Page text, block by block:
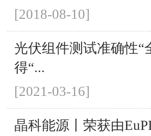
[2018-08-10]
光伏组件测试准确性“
得“...
[2021-03-16]
晶科能源丨荣获由